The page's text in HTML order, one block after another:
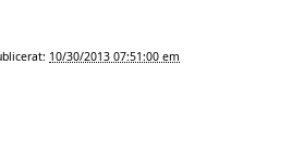
10/30/2013 07:51:00 em